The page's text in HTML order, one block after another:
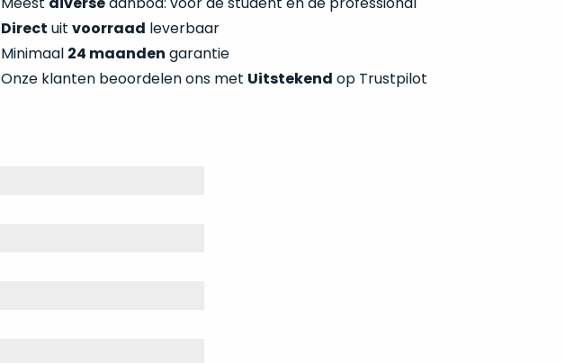
Direct uit voorraad leverbaar
Minimaal 24 maanden garantie
Onze klanten beoordelen ons met Uitstekend op Trustpilot